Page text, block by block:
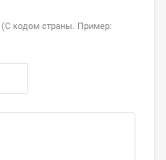
(С кодом страны. Пример: